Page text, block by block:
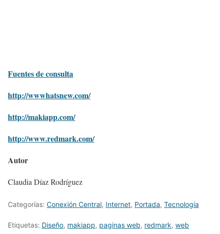
Fuentes de consulta
http://wwwhatsnew.com/
http://makiapp.com/
http://www.redmark.com/
Autor
Claudia Díaz Rodríguez
Categorías: Conexión Central, Internet, Portada, Tecnologí­a
Etiquetas: Diseño, makiapp, paginas web, redmark, web